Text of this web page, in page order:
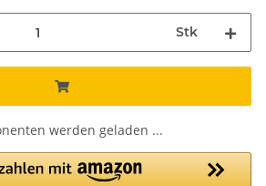
Stk
werden geladen ...